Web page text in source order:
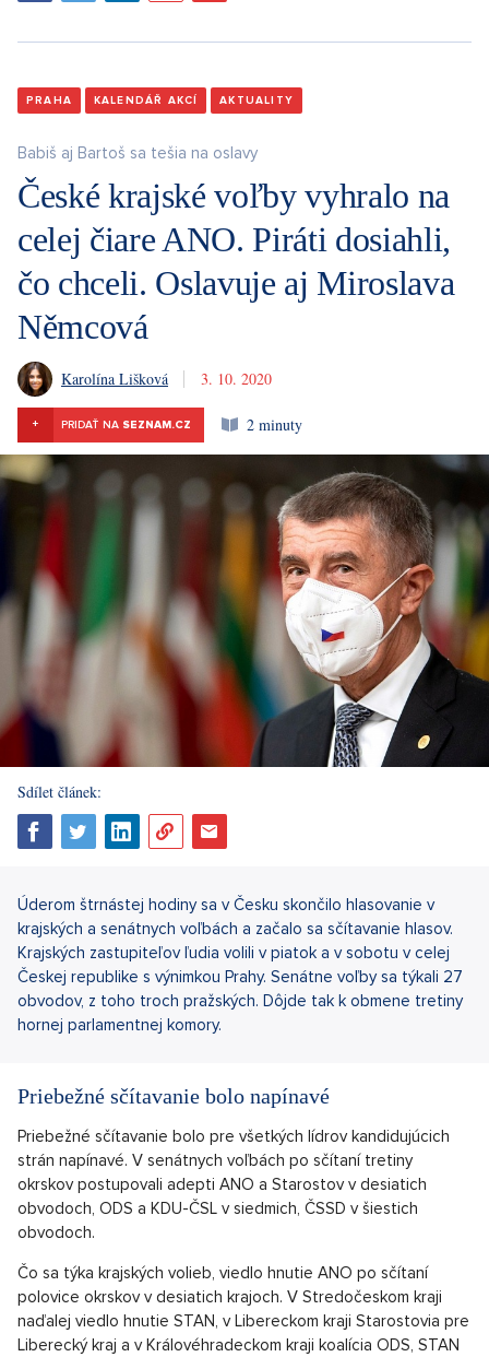
PRAHA KALENDÁŘ AKCÍ AKTUALITY
Babiš aj Bartoš sa tešia na oslavy
České krajské voľby vyhralo na
celej čiare ANO. Piráti dosiahli,
čo chceli. Oslavuje aj Miroslava
Němcová
Karolína Lišková 3. 10. 2020
+ PRIDAŤ NA SEZNAM.CZ 2 minuty
Sdílet článek:
Úderom štrnástej hodiny sa v Česku skončilo hlasovanie v
krajských a senátnych voľbách a začalo sa sčítavanie hlasov.
Krajských zastupiteľov ľudia volili v piatok a v sobotu v celej
Českej republike s výnimkou Prahy. Senátne voľby sa týkali 27
obvodov, z toho troch pražských. Dôjde tak k obmene tretiny
hornej parlamentnej komory.
Priebežné sčítavanie bolo napínavé
Priebežné sčítavanie bolo pre všetkých lídrov kandidujúcich
strán napínavé. V senátnych voľbách po sčítaní tretiny
okrskov postupovali adepti ANO a Starostov v desiatich
obvodoch, ODS a KDU-ČSL v siedmich, ČSSD v šiestich
obvodoch.
Čo sa týka krajských volieb, viedlo hnutie ANO po sčítaní
polovice okrskov v desiatich krajoch. V Stredočeskom kraji
naďalej viedlo hnutie STAN, v Libereckom kraji Starostovia pre
Liberecký kraj a v Královéhradeckom kraji koalícia ODS, STAN